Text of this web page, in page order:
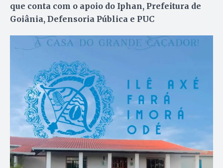
que conta com o apoio do Iphan, Prefeitura de
Goiânia, Defensoria Pública e PUC